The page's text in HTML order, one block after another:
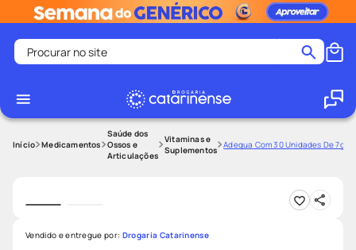
Procurar no site
1
5º
ozivy
6º
lenço umedecido
Medicamentos
Saúde dos
Ossos e
Articulações
Vitaminas e
Suplementos Adequa Com 30 Unidades De 7gr
Vendido e entregue por: Drogaria Catarinense